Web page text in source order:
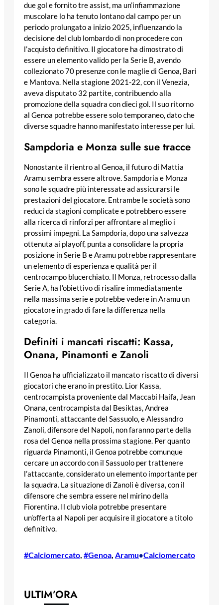
due gol e fornito tre assist, ma un’infiammazione
muscolare lo ha tenuto lontano dal campo per un
periodo prolungato a inizio 2025, influenzando la
decisione del club lombardo di non procedere con
l’acquisto definitivo. Il giocatore ha dimostrato di
essere un elemento valido per la Serie B, avendo
collezionato 70 presenze con le maglie di Genoa, Bari
e Mantova. Nella stagione 2021-22, con il Venezia,
aveva disputato 32 partite, contribuendo alla
promozione della squadra con dieci gol. Il suo ritorno
al Genoa potrebbe essere solo temporaneo, dato che
diverse squadre hanno manifestato interesse per lui.
Sampdoria e Monza sulle sue tracce
Nonostante il rientro al Genoa, il futuro di Mattia
Aramu sembra essere altrove. Sampdoria e Monza
sono le squadre più interessate ad assicurarsi le
prestazioni del giocatore. Entrambe le società sono
reduci da stagioni complicate e potrebbero essere
alla ricerca di rinforzi per affrontare al meglio i
prossimi impegni. La Sampdoria, dopo una salvezza
ottenuta ai playoff, punta a consolidare la propria
posizione in Serie B e Aramu potrebbe rappresentare
un elemento di esperienza e qualità per il
centrocampo blucerchiato. Il Monza, retrocesso dalla
Serie A, ha l’obiettivo di risalire immediatamente
nella massima serie e potrebbe vedere in Aramu un
giocatore in grado di fare la differenza nella
categoria.
Definiti i mancati riscatti: Kassa,
Onana, Pinamonti e Zanoli
Il Genoa ha ufficializzato il mancato riscatto di diversi
giocatori che erano in prestito. Lior Kassa,
centrocampista proveniente dal Maccabi Haifa, Jean
Onana, centrocampista dal Besiktas, Andrea
Pinamonti, attaccante del Sassuolo, e Alessandro
Zanoli, difensore del Napoli, non faranno parte della
rosa del Genoa nella prossima stagione. Per quanto
riguarda Pinamonti, il Genoa potrebbe comunque
cercare un accordo con il Sassuolo per trattenere
l’attaccante, considerato un elemento importante per
la squadra. La situazione di Zanoli è diversa, con il
difensore che sembra essere nel mirino della
Fiorentina. Il club viola potrebbe presentare
un’offerta al Napoli per acquisire il giocatore a titolo
definitivo.
#Calciomercato #Genoa Aramu•Calciomercato
ULTIM’ORA